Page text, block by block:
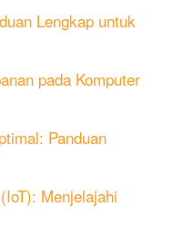
Lengkap untuk
pada Komputer
Panduan
Menjelajahi